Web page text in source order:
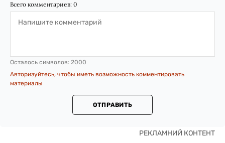
Всего комментариев: 0
Осталось символов: 2000
Авторизуйтесь, чтобы иметь возможность комментировать
материалы
ОТПРАВИТЬ